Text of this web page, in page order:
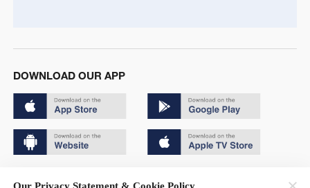
DOWNLOAD OUR APP
Our Privacy Statement & Cookie Policy